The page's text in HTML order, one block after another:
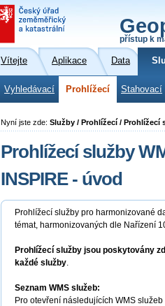
přístup k
Vítejte Aplikace Data
Vyhledávací Prohlížecí Stahovací
Nyní jste zde: Služby / Prohlížecí / Prohlížecí
Prohlížecí služby
INSPIRE - úvod
Prohlížecí služby pro harmonizované
témat, harmonizovaných dle Nařízení
Prohlížecí služby jsou poskytovány
každé služby.
Seznam WMS služeb:
Pro otevření následujících WMS